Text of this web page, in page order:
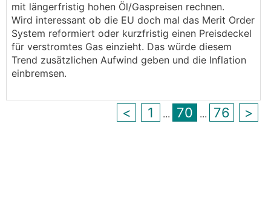
mit längerfristig hohen Öl/Gaspreisen rechnen.
Wird interessant ob die EU doch mal das Merit Order
System reformiert oder kurzfristig einen Preisdeckel
für verstromtes Gas einzieht. Das würde diesem
Trend zusätzlichen Aufwind geben und die Inflation
einbremsen.
< 1 ... 70 ... 76 >